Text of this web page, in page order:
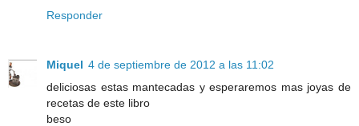
Responder
Miquel 4 de septiembre de 2012 a las 11:02
deliciosas estas mantecadas y esperaremos mas joyas de
recetas de este libro
beso